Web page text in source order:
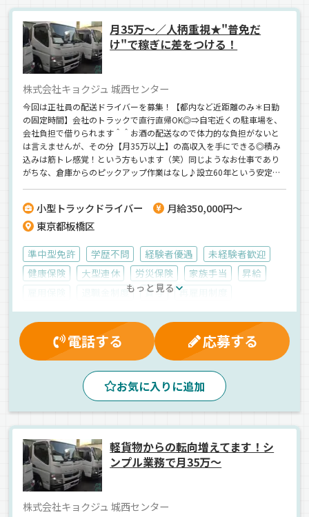
月35万～／人柄重視★"普免だ
け"で稼ぎに差をつける！
株式会社キョクジュ 城西センター
今回は正社員の配送ドライバーを募集！【都内など近距離のみ＊日勤
の固定時間】会社のトラックで直行直帰OK◎⇒自宅近くの駐車場を、
会社負担で借りられます＾＾お酒の配送なので体力的な負担がないと
は言えませんが、その分【月35万以上】の高収入を手にできる◎積み
込みは筋トレ感覚！という方もいます（笑）同じようなお仕事であり
がちな、倉庫からのピックアップ作業はなし♪設立60年という安定基
小型トラックドライバー
月給350,000円～
東京都板橋区
準中型免許 学歴不問 経験者優遇
未経験者歓迎
健康保険
大型連休 労災保険 家族手当
昇給
退職金制度 賞与
再雇用制度
有給休暇
残業手当 厚生年金 交通費支給
朝
夕方 地場 個店配送
ルート配送
手積み その他 平ボディ車 正社員
もっと見る
電話する 応募する
お気に入りに追加
軽貨物からの転向増えてます！シ
ンプル業務で月35万～
株式会社キョクジュ 城西センター